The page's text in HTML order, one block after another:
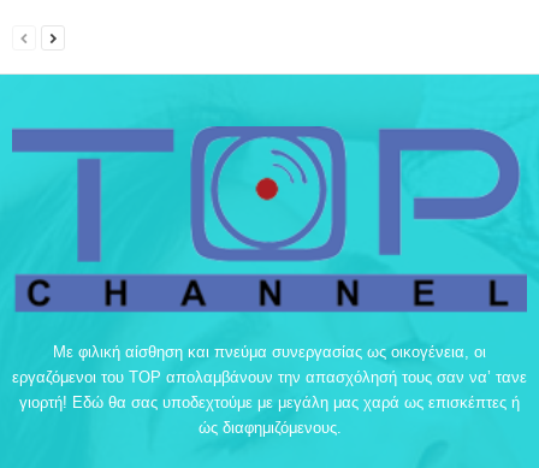
Με φιλική αίσθηση και πνεύμα συνεργασίας ως οικογένεια, οι
εργαζόμενοι του TOP απολαμβάνουν την απασχόλησή τους σαν να’ τανε
γιορτή! Εδώ θα σας υποδεχτούμε με μεγάλη μας χαρά ως επισκέπτες ή
ώς διαφημιζόμενους.